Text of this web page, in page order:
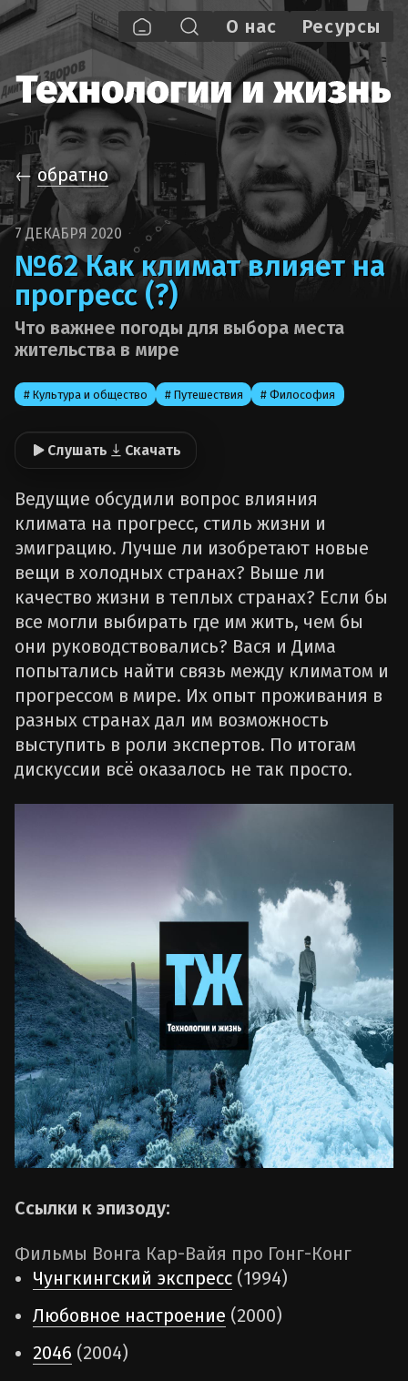
О нас Pecypcы
←обратно
7 ДЕКАБРЯ 2020
№62 Как климат влияет на
прогресс (?)
Что важнее погоды для выбора места
жительства в мире
# Культура и общество # Путешествия # Философия
Слушать Скачать
Ведущие обсудили вопрос влияния
климата на прогресс, стиль жизни и
эмиграцию. Лучше ли изобретают новые
вещи в холодных странах? Выше ли
качество жизни в теплых странах? Если бы
все могли выбирать где им жить, чем бы
они руководствовались? Вася и Дима
попытались найти связь между климатом и
прогрессом в мире. Их опыт проживания в
разных странах дал им возможность
выступить в роли экспертов. По итогам
дискуссии всё оказалось не так просто.
Ссылки к эпизоду:
Фильмы Вонга Кар-Вайя про Гонг-Конг
Чунгкингский экспресс (1994)
Любовное настроение (2000)
2046 (2004)